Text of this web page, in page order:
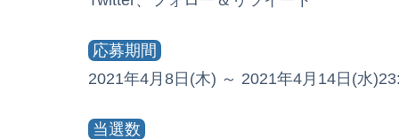
応募期間
2021年4月8日(木) ～ 2021年4月14日(水
当選数